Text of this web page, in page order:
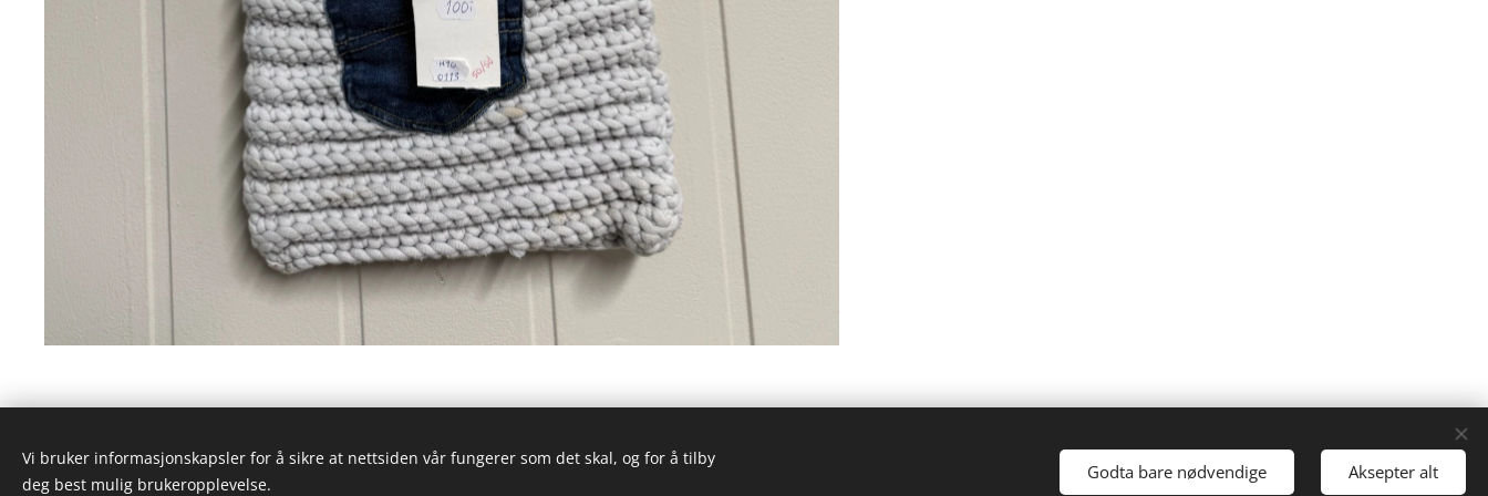
Vi bruker informasjonskapsler for å sikre at nettsiden vår fungerer som det skal, og for å tilby
deg best mulig brukeropplevelse.
Godta bare nødvendige Aksepter alt